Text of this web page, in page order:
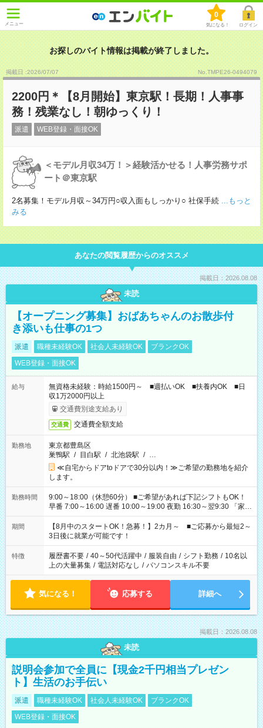
メニュー
0
気になる！ ログイン
お探しのバイト情報は掲載が終了しました。
掲載日 :2026/07/07 No.TMPE26-0494079
2200円＊【8月開始】東京駅！長期！人事事
務！残業なし！朝ゆっくり！
派遣 WEB登録・面接OK
＜モデル月収34万！＞経験活かせる！人事労務サポ
ート＠東京駅
2名募集！モデル月収～34万円○収入面もしっかり○ 社保手続 ...もっと
みる
あなたの閲覧履歴からのオススメ
掲載日：2026.08.08
未読
【オープニング募集】おばあちゃんのお散歩付
き添いも仕事の1つ
派遣 職種未経験OK 社会人未経験OK
ブランクOK
WEB登録・面接OK
給与
無資格未経験：時給1500円～ ■週払いOK ■扶養内OK ■日
収1万2000円以上
交通費別途支給あり
交通費 交通費全額支給
勤務地
東京都豊島区
巣鴨駅 / 目白駅 / 北池袋駅 / …
≪自宅からドアtoドアで30分以内！≫ご希望の勤務地を紹介
します。
勤務時間
9:00～18:00（休憩60分） ■ご希望があれば下記シフトもOK！
早番 7:00～16:00 遅番 10:00～19:00 夜勤 16:30～翌9:30 「家族
と休みを合わせたい」 「余裕を持って夕飯の準備がしたい」
「できれば残業はしたくない」 など、ご希望を教えてください
ね。 ※Wワーク希望の方へ 今ご覧のお仕事で希望する勤務時間
と、もう1つのお仕事の勤務時間。 合計で週40時間を超える場
合は応募できません。
期間
【8月中のスタートOK！急募！】2カ月～ ■ご応募から最短2～
3日後に就業が可能です！
特徴 履歴書不要 / 40～50代活躍中 / 服装自由 / シフト勤務 / 10名以
上の大量募集 / 電話対応なし / パソコンスキル不要
気になる！ 応募する 詳細へ
掲載日：2026.08.08
未読
説明会参加で全員に【現金2千円相当プレゼン
ト】生活のお手伝い
派遣 職種未経験OK 社会人未経験OK
ブランクOK
WEB登録・面接OK